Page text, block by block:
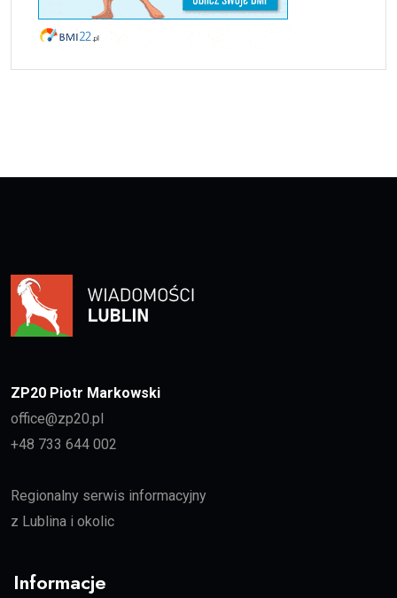
ZP20 Piotr Markowski
office@zp20.pl
+48 733 644 002
Regionalny serwis informacyjny
z Lublina i okolic
Informacje